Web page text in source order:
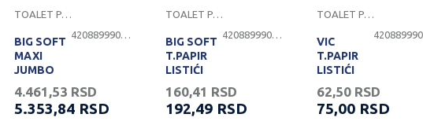
TOALET PAPIR
4208899900855
BIG SOFT
MAXI
JUMBO
PAPIRA U
ROLNI
4.461,53 RSD
5.353,84 RSD
TOALET PAPIR
4208899900850
BIG SOFT
T.PAPIR
LISTIĆI
- 5560
160,41 RSD
192,49 RSD
TOALET PAPIR
VIC
T.PAPIR
LISTIĆI
62,50 RSD
75,00 RSD